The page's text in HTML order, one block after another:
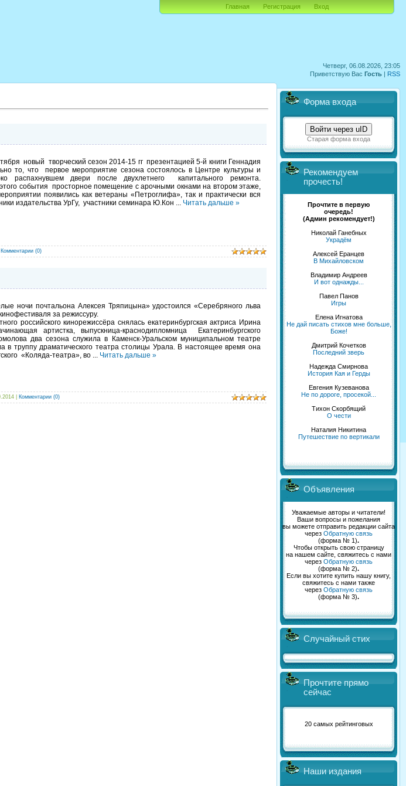
Четверг, 06.08.2026, 23:05
Приветствую Вас Гость | RSS
Главная Регистрация Вход
новый творческий сезон 2014-15 гг презентацией 5-й книги Геннадия
то, что первое мероприятие сезона состоялось в Центре культуры и
распахнувшем двери после двухлетнего капитального ремонта.
события просторное помещение с арочными окнами на втором этаже,
появились как ветераны «Петроглифа», так и практически вся
издательства УрГу, участники семинара Ю.Кон ... Читать дальше »
Комментарии (0)
ночи почтальона Алексея Тряпицына» удостоился «Серебряного льва
за режиссуру.
российского кинорежиссёра снялась екатеринбургская актриса Ирина
артистка, выпускница-краснодипломница Екатеринбургского
два сезона служила в Каменск-Уральском муниципальном театре
в труппу драматического театра столицы Урала. В настоящее время она
«Коляда-театра», во ... Читать дальше »
Комментарии (0)
Форма входа
Войти через uID
Старая форма входа
Рекомендуем
прочесть!
Прочтите в первую
очередь!
(Админ рекомендует!)
Николай Ганебных
Украдём
Алексей Еранцев
В Михайловском
Владимир Андреев
И вот однажды...
Павел Панов
Игры
Елена Игнатова
Не дай писать стихов мне больше,
Боже!
Дмитрий Кочетков
Последний зверь
Надежда Смирнова
История Кая и Герды
Евгения Кузеванова
Не по дороге, просекой...
Тихон Скорбящий
О чести
Наталия Никитина
Путешествие по вертикали
Объявления
Уважаемые авторы и читатели!
Ваши вопросы и пожелания
вы можете отправить редакции сайта
через Обратную связь
(форма № 1).
Чтобы открыть свою страницу
на нашем сайте, свяжитесь с нами
через Обратную связь
(форма № 2).
Если вы хотите купить нашу книгу,
свяжитесь с нами также
через Обратную связь
(форма № 3).
Случайный стих
Прочтите прямо
сейчас
20 самых рейтинговых
Наши издания